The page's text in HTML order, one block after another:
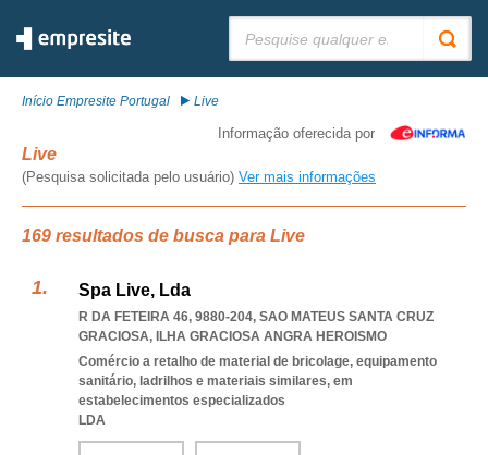
Início Empresite Portugal Live
Informação oferecida por
Live
(Pesquisa solicitada pelo usuário) Ver mais informações
169 resultados de busca para Live
Spa Live, Lda
R DA FETEIRA 46, 9880-204, SAO MATEUS SANTA CRUZ
GRACIOSA, ILHA GRACIOSA ANGRA HEROISMO
Comércio a retalho de material de bricolage, equipamento
sanitário, ladrilhos e materiais similares, em
estabelecimentos especializados
LDA